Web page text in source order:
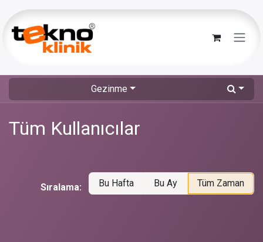
Gezinme
Tüm Kullanıcılar
Sıralama: Bu Hafta Bu Ay Tüm Zaman